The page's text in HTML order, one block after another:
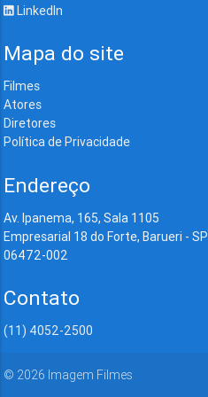
LinkedIn
Mapa do site
Filmes
Atores
Diretores
Política de Privacidade
Endereço
Av. Ipanema, 165, Sala 1105
Empresarial 18 do Forte, Barueri - SP
06472-002
Contato
(11) 4052-2500
© 2026 Imagem Filmes